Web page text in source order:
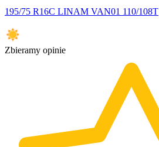
195/75 R16C LINAM VAN01 110/108T
Zbieramy opinie